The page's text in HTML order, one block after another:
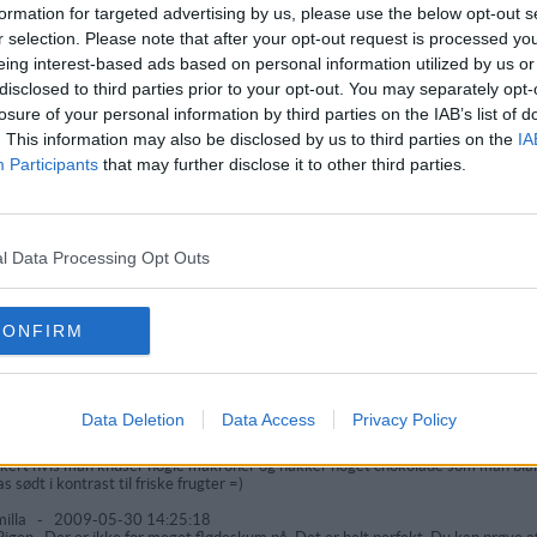
for targeted advertising by us, please use the below opt-out
selection. Please note that after your opt-out request is processed
interest-based ads based on personal information utilized by us
to third parties prior to your opt-out. You may separately
of your personal information by third parties on the IAB’s list of
This information may also be disclosed by us to third parties on the
Participants that may further disclose it to other third parties.
Data Processing Opt Outs
Data Deletion Data Access Privacy Policy
Åge Petersen-2012-04-05 12:43:37
er råcreme opskriften
-2011-12-07 15:26:24
er sempelthen rigtig god men smager en lille smule for meget af fløde men
man er vand til og spise så vis man ikke kan lide så meget fløde kom
eller appelsin så bliver den rigtig god
-2011-10-27 00:09:28
man tager sukkeren fra er det også en rigtig god desert til diabetikere
-2011-07-24 15:09:20
-2011-02-19 08:10:40
god, - prøv med råcreme. DET er guf!!!!!
-2010-02-04 19:35:24
er super god, men jeg brugte flere frugter og en lille smule chokolade stykker.
-2010-01-08 17:53:11
2009-07-07 21:38:56
hvis man knuser nogle makroner og hakker noget chokolade som man
sødt i kontrast til friske frugter =)
- 2009-05-30 14:25:18